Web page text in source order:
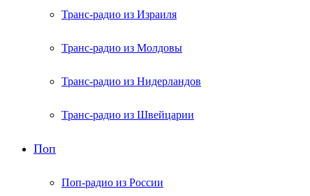
Транс-радио из Израиля
Транс-радио из Молдовы
Транс-радио из Нидерландов
Транс-радио из Швейцарии
Поп
Поп-радио из России